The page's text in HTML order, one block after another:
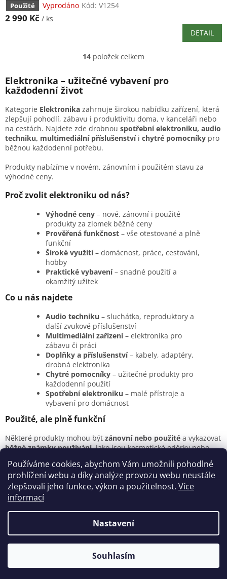
Používáme cookies, abychom Vám umožnili pohodlné
prohlížení webu a díky analýze provozu webu neustále
zlepšovali jeho funkce, výkon a použitelnost. Více
informací
Nastavení
Souhlasím
Použité Vyprodáno Kód: V1254
2 990 Kč / ks
DETAIL
O
l
á
a
c
í
p
k
ý
i
s
u
14 položek celkem
Elektronika – užitečné vybavení pro
každodenní život
Kategorie Elektronika zahrnuje širokou nabídku zařízení, která
zlepšují pohodlí, zábavu i produktivitu doma, v kanceláři nebo
na cestách. Najdete zde drobnou spotřební elektroniku, audio
techniku, multimediální příslušenstvíi chytré pomocníky pro
běžnou každodenní potřebu.
Produkty nabízíme v novém, zánovním i použitém stavu za
výhodné ceny.
Proč zvolit elektroniku od nás?
Výhodné ceny – nové, zánovní i použité
produkty za zlomek běžné ceny
Prověřená funkčnost – vše otestované a plně
funkční
Široké využití– domácnost, práce, cestování,
hobby
Praktické vybavení– snadné použití a
okamžitý užitek
Co u nás najdete
Audio techniku – sluchátka, reproduktory a
další zvukové příslušenství
Multimediální zařízení– elektronika pro
zábavu či práci
Doplňky a příslušenství– kabely, adaptéry,
drobná elektronika
Chytré pomocníky – užitečné produkty pro
každodenní použití
Spotřební elektroniku – malé přístroje a
vybavení pro domácnost
Použité, ale plně funkční
Některé produkty mohou být zánovní nebo použité a vykazovat
běžné známky používání, jako jsou kosmetické oděrky nebo
výkon. Všechny produkty jsou otestované a připravené k
dalšímu používání. Díky tomu získáte kvalitní elektroniku za
výhodnou cenua podpoříte udržitelné využívání techniky.
Vytvořil Shoptet
Aveno.cz. Všechna práva vyhrazena.